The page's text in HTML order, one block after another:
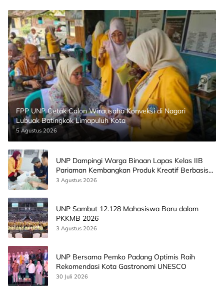
FPP UNP Cetak Calon Wirausaha Konveksi di Nagari
Lubuak Batingkok Limapuluh Kota
5 Agustus 2026
UNP Dampingi Warga Binaan Lapas Kelas IIB
Pariaman Kembangkan Produk Kreatif Berbasis
AI
3 Agustus 2026
UNP Sambut 12.128 Mahasiswa Baru dalam
PKKMB 2026
3 Agustus 2026
UNP Bersama Pemko Padang Optimis Raih
Rekomendasi Kota Gastronomi UNESCO
30 Juli 2026